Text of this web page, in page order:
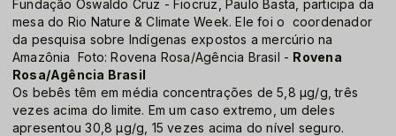
Fundação Oswaldo Cruz - Fiocruz, Paulo Basta, participa da
mesa do Rio Nature & Climate Week. Ele foi o coordenador
da pesquisa sobre Indígenas expostos a mercúrio na
Amazônia Foto: Rovena Rosa/Agência Brasil - Rovena
Rosa/Agência Brasil
Os bebês têm em média concentrações de 5,8 µg/g, três
vezes acima do limite. Em um caso extremo, um deles
apresentou 30,8 µg/g, 15 vezes acima do nível seguro.